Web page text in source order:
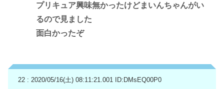
プリキュア興味無かったけどまいんちゃんがい
るので見ました
面白かったぞ
22 : 2020/05/16(土) 08:11:21.001 ID:DMsEQ00P0